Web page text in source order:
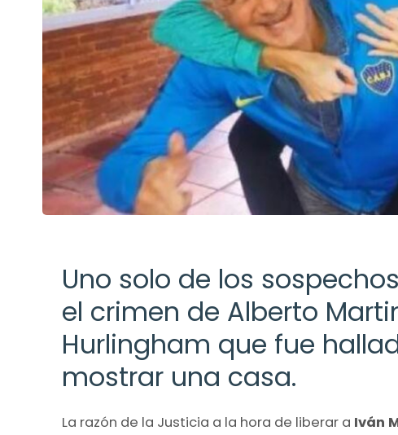
Uno solo de los
el crimen de Alberto
Hurlingham que fue
mostrar una casa.
La razón de la Justicia a la hora de liberar a Iván